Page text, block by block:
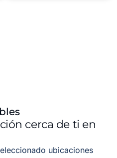
cerca de ti en
ubicaciones